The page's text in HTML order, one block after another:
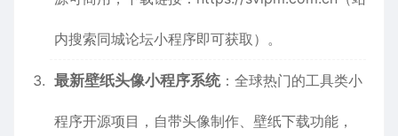
内搜索同城论坛小程序即可获取）。
最新壁纸头像小程序系统：全球热门的工具类小
程序开源项目，自带头像制作、壁纸下载功能，